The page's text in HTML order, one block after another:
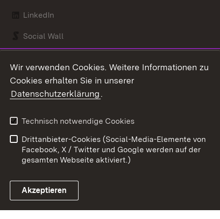
LinkedIn
Social Wall
Link zum Landesportal
Kontakt
Barrierefreiheit
Impressum
Cookies
Wir verwenden Cookies. Weitere Informationen zu
Cookies erhalten Sie in unserer
Datenschutzerklärung.
Technisch notwendige Cookies
Drittanbieter-Cookies (Social-Media-Elemente von
Facebook, X / Twitter und Google werden auf der
gesamten Webseite aktiviert.)
Akzeptieren